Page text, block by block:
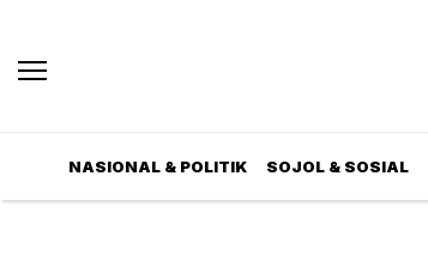
NASIONAL & POLITIK SOJOL & SOSIAL